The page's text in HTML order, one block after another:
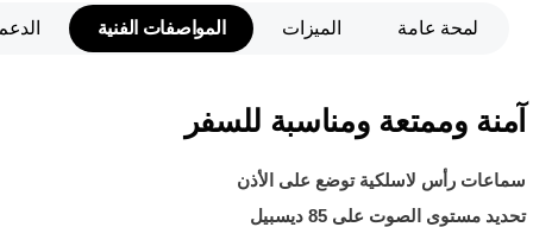
لمحة عامة الميزات المواصفات الفنية
آمنة وممتعة ومناسبة للسفر
سماعات رأس لاسلكية توضع على الأذن
تحديد مستوى الصوت على 85 ديسبيل